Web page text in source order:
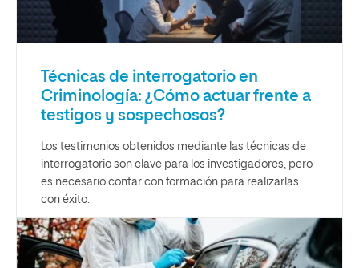
Técnicas de interrogatorio en
Criminología: ¿Cómo actuar frente a
testigos y sospechosos?
Los testimonios obtenidos mediante las técnicas de
interrogatorio son clave para los investigadores, pero
es necesario contar con formación para realizarlas
con éxito.